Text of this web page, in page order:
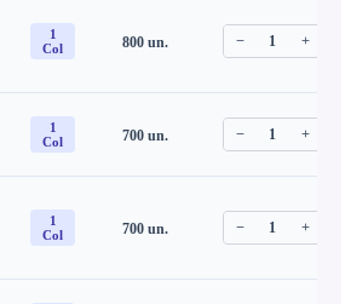
1
Col
800 un. − 1 +
1
Col
700 un. − 1 +
1
Col
700 un. − 1 +